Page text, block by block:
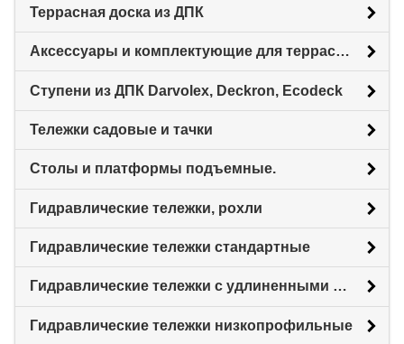
Террасная доска из ДПК
Аксессуары и комплектующие для террасной доски
Ступени из ДПК Darvolex, Deckron, Ecodeck
Тележки садовые и тачки
Столы и платформы подъемные.
Гидравлические тележки, рохли
Гидравлические тележки стандартные
Гидравлические тележки с удлиненными вилами
Гидравлические тележки низкопрофильные